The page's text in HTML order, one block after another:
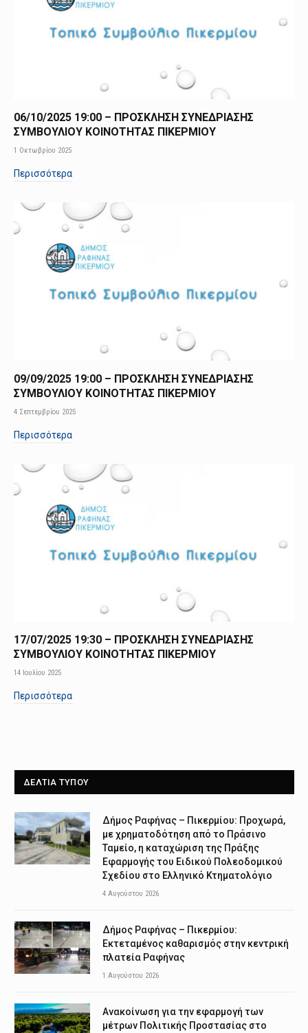
06/10/2025 19:00 – ΠΡΟΣΚΛΗΣΗ ΣΥΝΕΔΡΙΑΣΗΣ
ΣΥΜΒΟΥΛΙΟΥ ΚΟΙΝΟΤΗΤΑΣ ΠΙΚΕΡΜΙΟΥ
1 Οκτωβρίου 2025
Περισσότερα
09/09/2025 19:00 – ΠΡΟΣΚΛΗΣΗ ΣΥΝΕΔΡΙΑΣΗΣ
ΣΥΜΒΟΥΛΙΟΥ ΚΟΙΝΟΤΗΤΑΣ ΠΙΚΕΡΜΙΟΥ
4 Σεπτεμβρίου 2025
Περισσότερα
17/07/2025 19:30 – ΠΡΟΣΚΛΗΣΗ ΣΥΝΕΔΡΙΑΣΗΣ
ΣΥΜΒΟΥΛΙΟΥ ΚΟΙΝΟΤΗΤΑΣ ΠΙΚΕΡΜΙΟΥ
14 Ιουλίου 2025
Περισσότερα
ΔΕΛΤΙΑ ΤΥΠΟΥ
Δήμος Ραφήνας – Πικερμίου: Προχωρά,
με χρηματοδότηση από το Πράσινο
Ταμείο, η καταχώριση της Πράξης
Εφαρμογής του Ειδικού Πολεοδομικού
Σχεδίου στο Ελληνικό Κτηματολόγιο
4 Αυγούστου 2026
Δήμος Ραφήνας – Πικερμίου:
Εκτεταμένος καθαρισμός στην κεντρική
πλατεία Ραφήνας
1 Αυγούστου 2026
Ανακοίνωση για την εφαρμογή των
μέτρων Πολιτικής Προστασίας στο